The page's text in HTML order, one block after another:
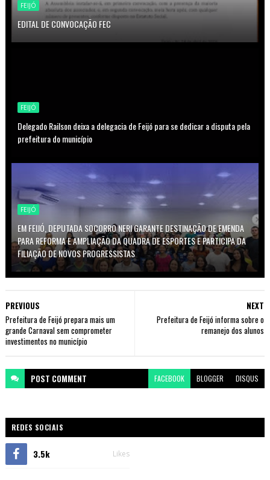
FEIJÓ
EDITAL DE CONVOCAÇÃO FEC
FEIJÓ
Delegado Railson deixa a delegacia de Feijó para se dedicar a disputa pela
prefeitura do município
FEIJÓ
EM FEIJÓ, DEPUTADA SOCORRO NERI GARANTE DESTINAÇÃO DE EMENDA
PARA REFORMA E AMPLIAÇÃO DA QUADRA DE ESPORTES E PARTICIPA DA
FILIAÇÃO DE NOVOS PROGRESSISTAS
NEXT
Prefeitura de Feijó informa sobre o
remanejo dos alunos
PREVIOUS
Prefeitura de Feijó prepara mais um
grande Carnaval sem comprometer
investimentos no município
POST COMMENT FACEBOOK BLOGGER DISQUS
REDES SOCIAIS
3.5k Likes